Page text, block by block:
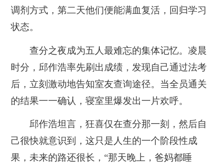
调剂方式，第二天他们便能满血复活，回归学习
状态。
查分之夜成为五人最难忘的集体记忆。凌晨
时分，邱作浩率先刷出成绩，发现自己通过法考
后，立刻激动地告知室友查询途径。当全员通关
的结果一一确认，寝室里爆发出一片欢呼。
邱作浩坦言，狂喜仅在查分那一刻，然后自
己很快就意识到，这只是人生的一个阶段性成
果，未来的路还很长，“那天晚上，爸妈都睡